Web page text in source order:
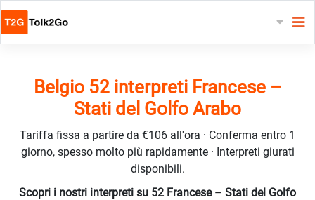
Belgio 52 interpreti Francese –
Stati del Golfo Arabo
Tariffa fissa a partire da €106 all'ora · Conferma entro 1
giorno, spesso molto più rapidamente · Interpreti giurati
disponibili.
Scopri i nostri interpreti su 52 Francese – Stati del Golfo